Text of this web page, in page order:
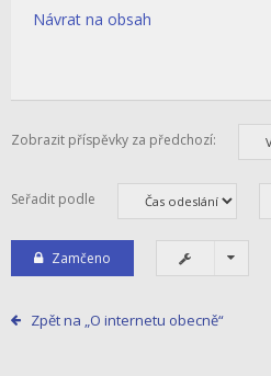
Návrat na obsah
Zobrazit příspěvky za předchozí:
Seřadit podle
Zamčeno
Zpět na „O internetu obecně“